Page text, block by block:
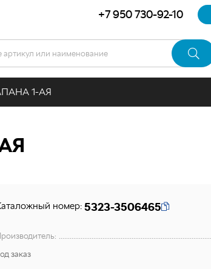
+7 950 730-92-10
1-АЯ
номер: 5323-3506465
заказ